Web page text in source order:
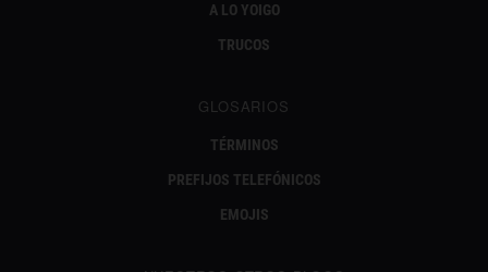
A LO YOIGO
TRUCOS
GLOSARIOS
TÉRMINOS
PREFIJOS TELEFÓNICOS
EMOJIS